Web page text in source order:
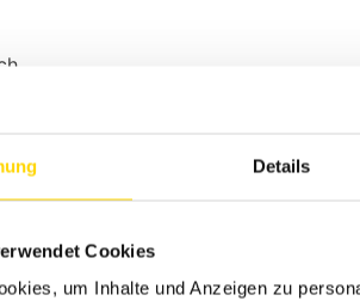
Details
Cookies
um Inhalte und Anzeigen zu